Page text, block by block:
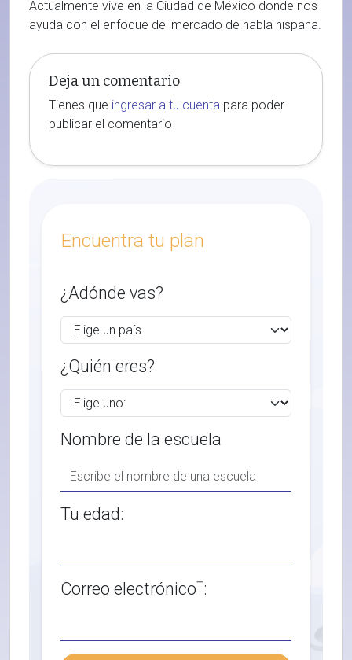
Actualmente vive en la Ciudad de México donde nos
ayuda con el enfoque del mercado de habla hispana.
Deja un comentario
Tienes que ingresar a tu cuenta para poder
publicar el comentario
Encuentra tu plan
¿Adónde vas?
¿Quién eres?
Nombre de la escuela
Tu edad:
Correo electrónico†: